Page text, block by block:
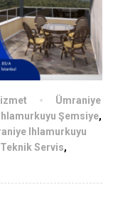
Ümraniye
Şemsiye,
Ihlamurkuyu
Servis,